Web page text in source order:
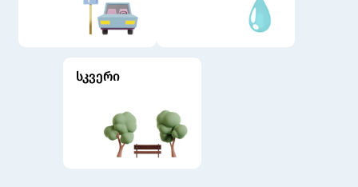
სკვერი